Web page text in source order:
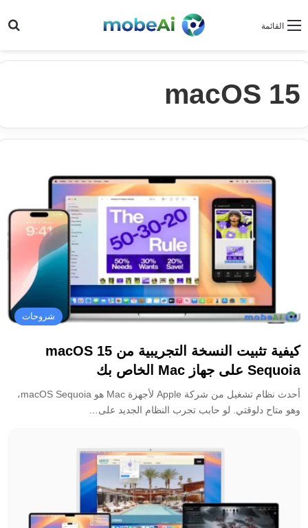
القائمة
macOS 15
شروحات
كيفية تثبيت النسخة التجريبية من macOS 15
Sequoia على جهاز Mac الخاص بك
أحدث نظام تشغيل من شركة Apple لأجهزة Mac هو macOS Sequoia،
وهو متاح دلوقتي. لو حابب تجرب النظام الجديد على…